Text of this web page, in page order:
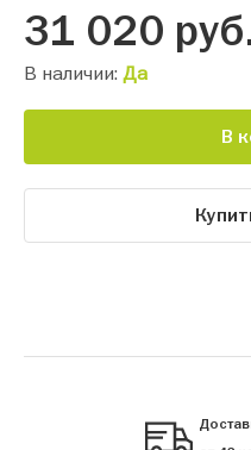
31 020
В наличии: Да
В